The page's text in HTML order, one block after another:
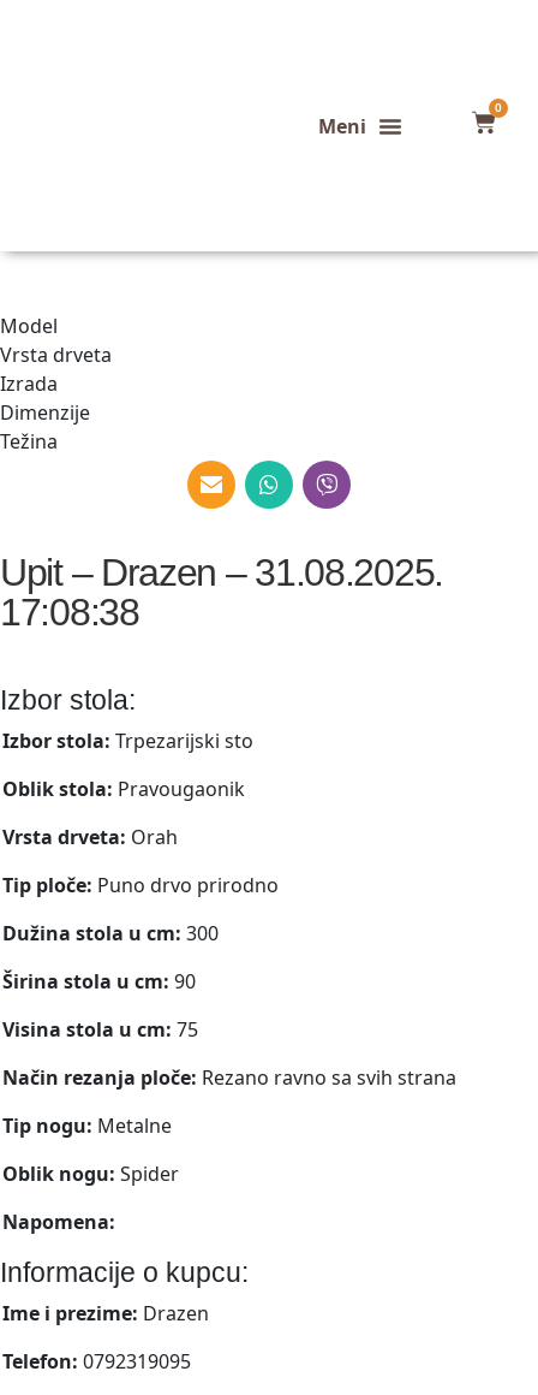
0
Model
Vrsta drveta
Izrada
Dimenzije
Težina
Upit – Drazen – 31.08.2025.
17:08:38
Izbor stola:
Izbor stola: Trpezarijski sto
Oblik stola: Pravougaonik
Vrsta drveta: Orah
Tip ploče: Puno drvo prirodno
Dužina stola u cm: 300
Širina stola u cm: 90
Visina stola u cm: 75
Način rezanja ploče: Rezano ravno sa svih strana
Tip nogu: Metalne
Oblik nogu: Spider
Napomena:
Informacije o kupcu:
Ime i prezime: Drazen
Telefon: 0792319095